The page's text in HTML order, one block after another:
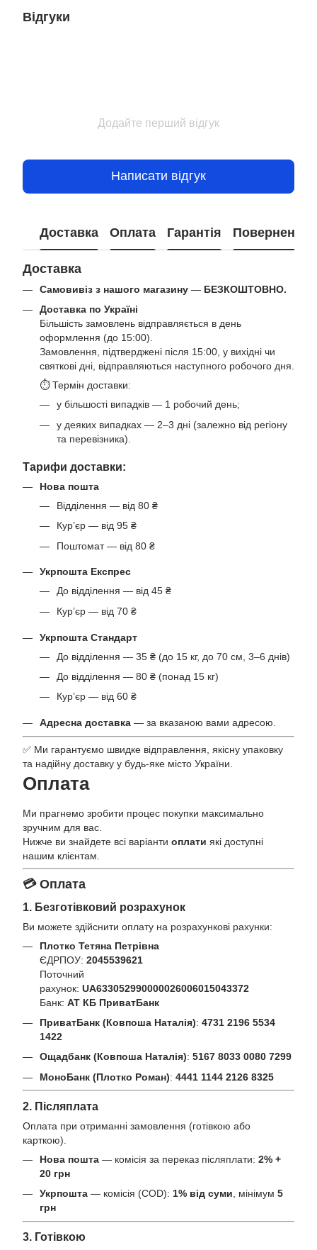
Відгуки
Додайте перший відгук
Написати відгук
Доставка Оплата Гарантія Повернення
Доставка
Самовивіз з нашого магазину — БЕЗКОШТОВНО.
Доставка по Україні
Більшість замовлень відправляється в день
оформлення (до 15:00).
Замовлення, підтверджені після 15:00, у вихідні чи
святкові дні, відправляються наступного робочого дня.
⏱ Термін доставки:
у більшості випадків — 1 робочий день;
у деяких випадках — 2–3 дні (залежно від регіону
та перевізника).
Тарифи доставки:
Нова пошта
Відділення — від 80 ₴
Кур’єр — від 95 ₴
Поштомат — від 80 ₴
Укрпошта Експрес
До відділення — від 45 ₴
Кур’єр — від 70 ₴
Укрпошта Стандарт
До відділення — 35 ₴ (до 15 кг, до 70 см, 3–6 днів)
До відділення — 80 ₴ (понад 15 кг)
Кур’єр — від 60 ₴
Адресна доставка — за вказаною вами адресою.
✅ Ми гарантуємо швидке відправлення, якісну упаковку
та надійну доставку у будь-яке місто України.
Оплата
Ми прагнемо зробити процес покупки максимально
зручним для вас.
Нижче ви знайдете всі варіанти оплати які доступні
нашим клієнтам.
💳 Оплата
1. Безготівковий розрахунок
Ви можете здійснити оплату на розрахункові рахунки:
Плотко Тетяна Петрівна
ЄДРПОУ: 2045539621
Поточний
рахунок: UA633052990000026006015043372
Банк: АТ КБ ПриватБанк
ПриватБанк (Ковпоша Наталія): 4731 2196 5534
1422
Ощадбанк (Ковпоша Наталія): 5167 8033 0080 7299
МоноБанк (Плотко Роман): 4441 1144 2126 8325
2. Післяплата
Оплата при отриманні замовлення (готівкою або
карткою).
Нова пошта — комісія за переказ післяплати: 2% +
20 грн
Укрпошта — комісія (COD): 1% від суми, мінімум 5
грн
3. Готівкою